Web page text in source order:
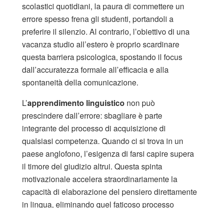
scolastici quotidiani, la paura di commettere un
errore spesso frena gli studenti, portandoli a
preferire il silenzio. Al contrario, l’obiettivo di una
vacanza studio all’estero è proprio scardinare
questa barriera psicologica, spostando il focus
dall’accuratezza formale all’efficacia e alla
spontaneità della comunicazione.
L’apprendimento linguistico non può
prescindere dall’errore: sbagliare è parte
integrante del processo di acquisizione di
qualsiasi competenza. Quando ci si trova in un
paese anglofono, l’esigenza di farsi capire supera
il timore del giudizio altrui. Questa spinta
motivazionale accelera straordinariamente la
capacità di elaborazione del pensiero direttamente
in lingua, eliminando quel faticoso processo